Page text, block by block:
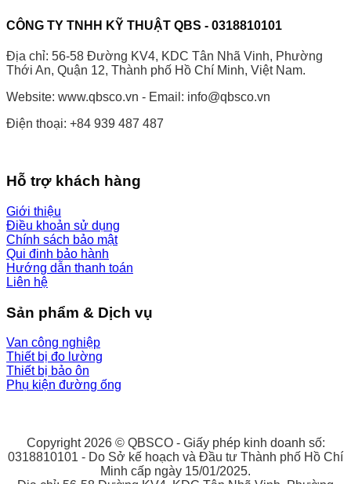
CÔNG TY TNHH KỸ THUẬT QBS - 0318810101
Địa chỉ: 56-58 Đường KV4, KDC Tân Nhã Vinh, Phường
Thới An, Quận 12, Thành phố Hồ Chí Minh, Việt Nam.
Website: www.qbsco.vn - Email: info@qbsco.vn
Điện thoại: +84 939 487 487
Hỗ trợ khách hàng
Giới thiệu
Điều khoản sử dụng
Chính sách bảo mật
Qui đinh bảo hành
Hướng dẫn thanh toán
Liên hệ
Sản phẩm & Dịch vụ
Van công nghiệp
Thiết bị đo lường
Thiết bị bảo ôn
Phụ kiện đường ống
Copyright 2026 © QBSCO - Giấy phép kinh doanh số:
0318810101 - Do Sở kế hoạch và Đầu tư Thành phố Hồ Chí
Minh cấp ngày 15/01/2025.